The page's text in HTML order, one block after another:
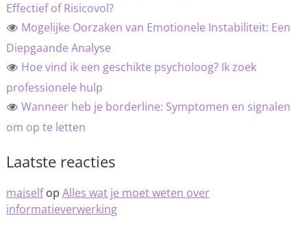
Effectief of Risicovol?
Mogelijke Oorzaken van Emotionele Instabiliteit: Een
Diepgaande Analyse
Hoe vind ik een geschikte psycholoog? Ik zoek
professionele hulp
Wanneer heb je borderline: Symptomen en signalen
om op te letten
Laatste reacties
maiselfop Alles wat je moet weten over
informatieverwerking